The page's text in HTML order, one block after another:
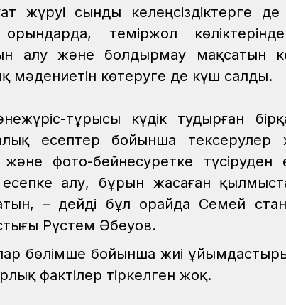
жүруі сынды келеңсіздіктерге
теміржол
алу және болдырмау мақсатын
көтеруге де күш салды.
тұрысы күдік тудырған
есептер бойынша тексерулер
фото-бейнесуретке түсіруден
есепке алу, бұрын жасаған
– дейді бұл орайда Семей
Рүстем Әбеуов.
бөлімше бойынша жиі
фактілер тіркелген жоқ.